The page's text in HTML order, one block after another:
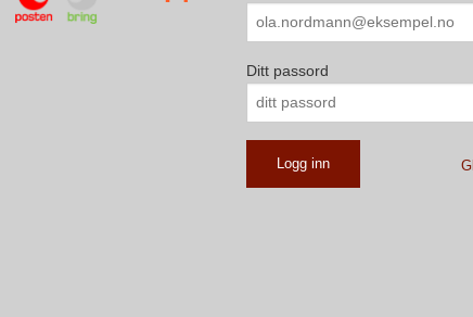
Ditt passord